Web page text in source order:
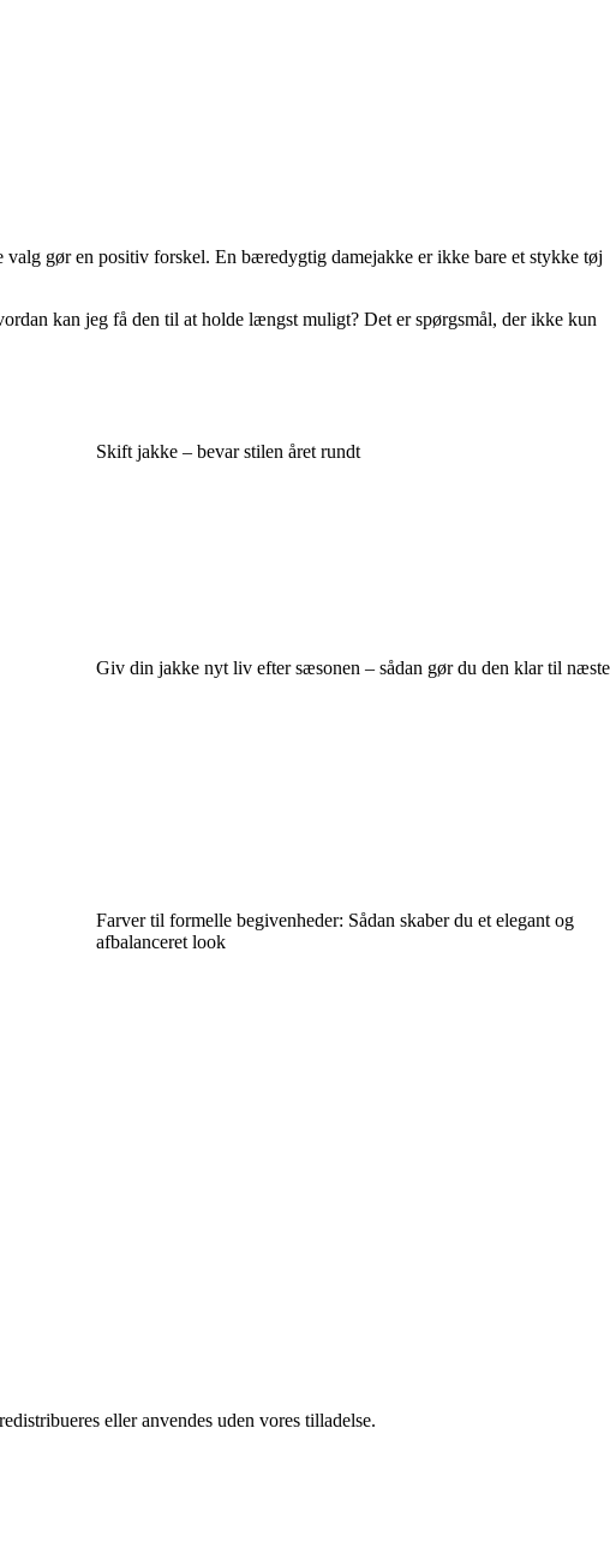
gør en positiv forskel. En bæredygtig damejakke er ikke bare et stykke tøj
kan jeg få den til at holde længst muligt? Det er spørgsmål, der ikke kun
Skift jakke – bevar stilen året rundt
Giv din jakke nyt liv efter sæsonen – sådan gør du den klar til næste
Farver til formelle begivenheder: Sådan skaber du et elegant og
afbalanceret look
eller anvendes uden vores tilladelse.